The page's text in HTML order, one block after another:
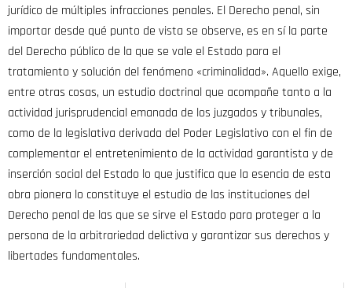
jurídico de múltiples infracciones penales. El Derecho penal, sin
importar desde qué punto de vista se observe, es en sí la parte
del Derecho público de la que se vale el Estado para el
tratamiento y solución del fenómeno «criminalidad». Aquello exige,
entre otras cosas, un estudio doctrinal que acompañe tanto a la
actividad jurisprudencial emanada de los juzgados y tribunales,
como de la legislativa derivada del Poder Legislativo con el fin de
complementar el entretenimiento de la actividad garantista y de
inserción social del Estado lo que justifica que la esencia de esta
obra pionera lo constituye el estudio de las instituciones del
Derecho penal de las que se sirve el Estado para proteger a la
persona de la arbitrariedad delictiva y garantizar sus derechos y
libertades fundamentales.